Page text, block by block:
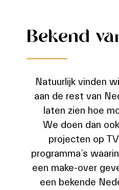
Bekend
Natuurlijk vinden
aan de rest van
laten zien hoe
We doen dan
projecten op
programma’s
een make-over
een bekende